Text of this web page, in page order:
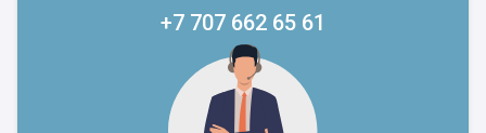
+7 707 662 65 61